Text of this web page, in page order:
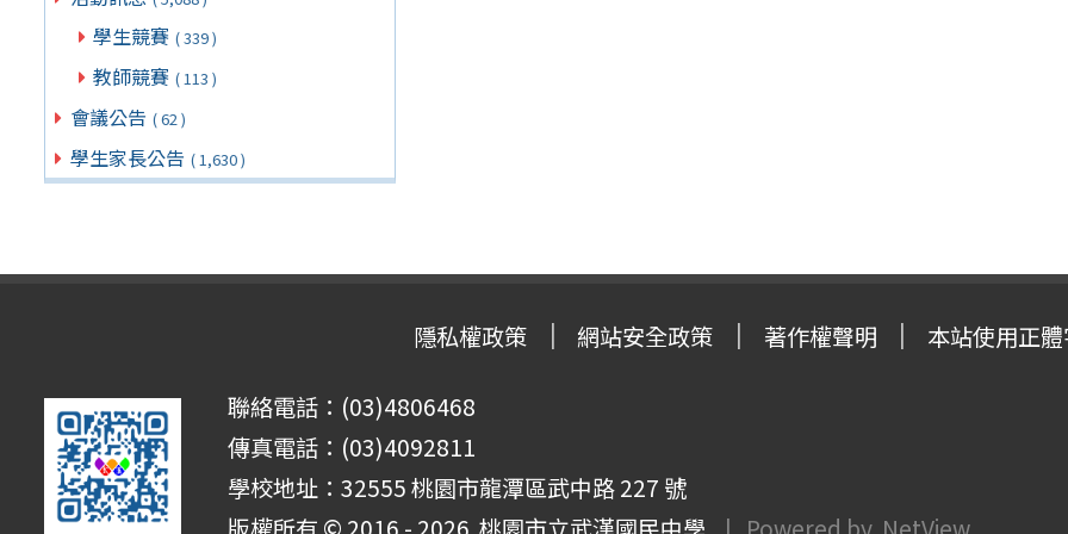
學生競賽 ( 339 )
教師競賽 ( 113 )
會議公告 ( 62 )
學生家長公告 ( 1,630 )
隱私權政策 網站安全政策 著作權聲明 本站使用正
聯絡電話：(03)4806468
傳真電話：(03)4092811
學校地址：32555 桃園市龍潭區武中路 227 號